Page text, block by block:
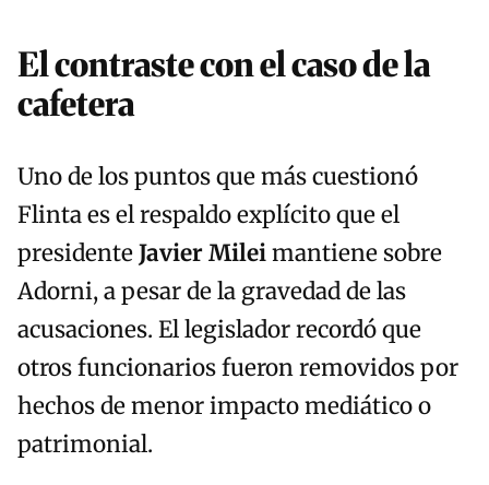
El contraste con el caso de la
cafetera
Uno de los puntos que más cuestionó
Flinta es el respaldo explícito que el
presidenteJavier Mileimantiene sobre
Adorni, a pesar de la gravedad de las
acusaciones. El legislador recordó que
otros funcionarios fueron removidos por
hechos de menor impacto mediático o
patrimonial.